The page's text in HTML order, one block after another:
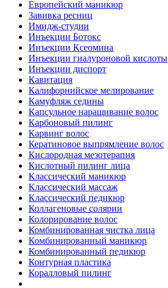
Европейский маникюр
Завивка ресниц
Имидж-студии
Инъекции Ботокс
Инъекции Ксеомина
Инъекции гиалуроновой кислоты
Инъекции диспорт
Кавитация
Калифорнийское мелирование
Камуфляж седины
Капсульное наращивание волос
Карбоновый пилинг
Карвинг волос
Кератиновое выпрямление волос
Кислородная мезотерапия
Кислотный пилинг лица
Классический маникюр
Классический массаж
Классический педикюр
Коллагеновые солярии
Колорирование волос
Комбинированная чистка лица
Комбинированный маникюр
Комбинированный педикюр
Контурная пластика
Коралловый пилинг